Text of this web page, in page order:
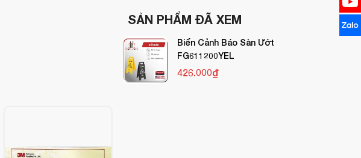
SẢN PHẨM ĐÃ XEM
Biển Cảnh Báo Sàn Ướt
FG611200YEL
426.000₫